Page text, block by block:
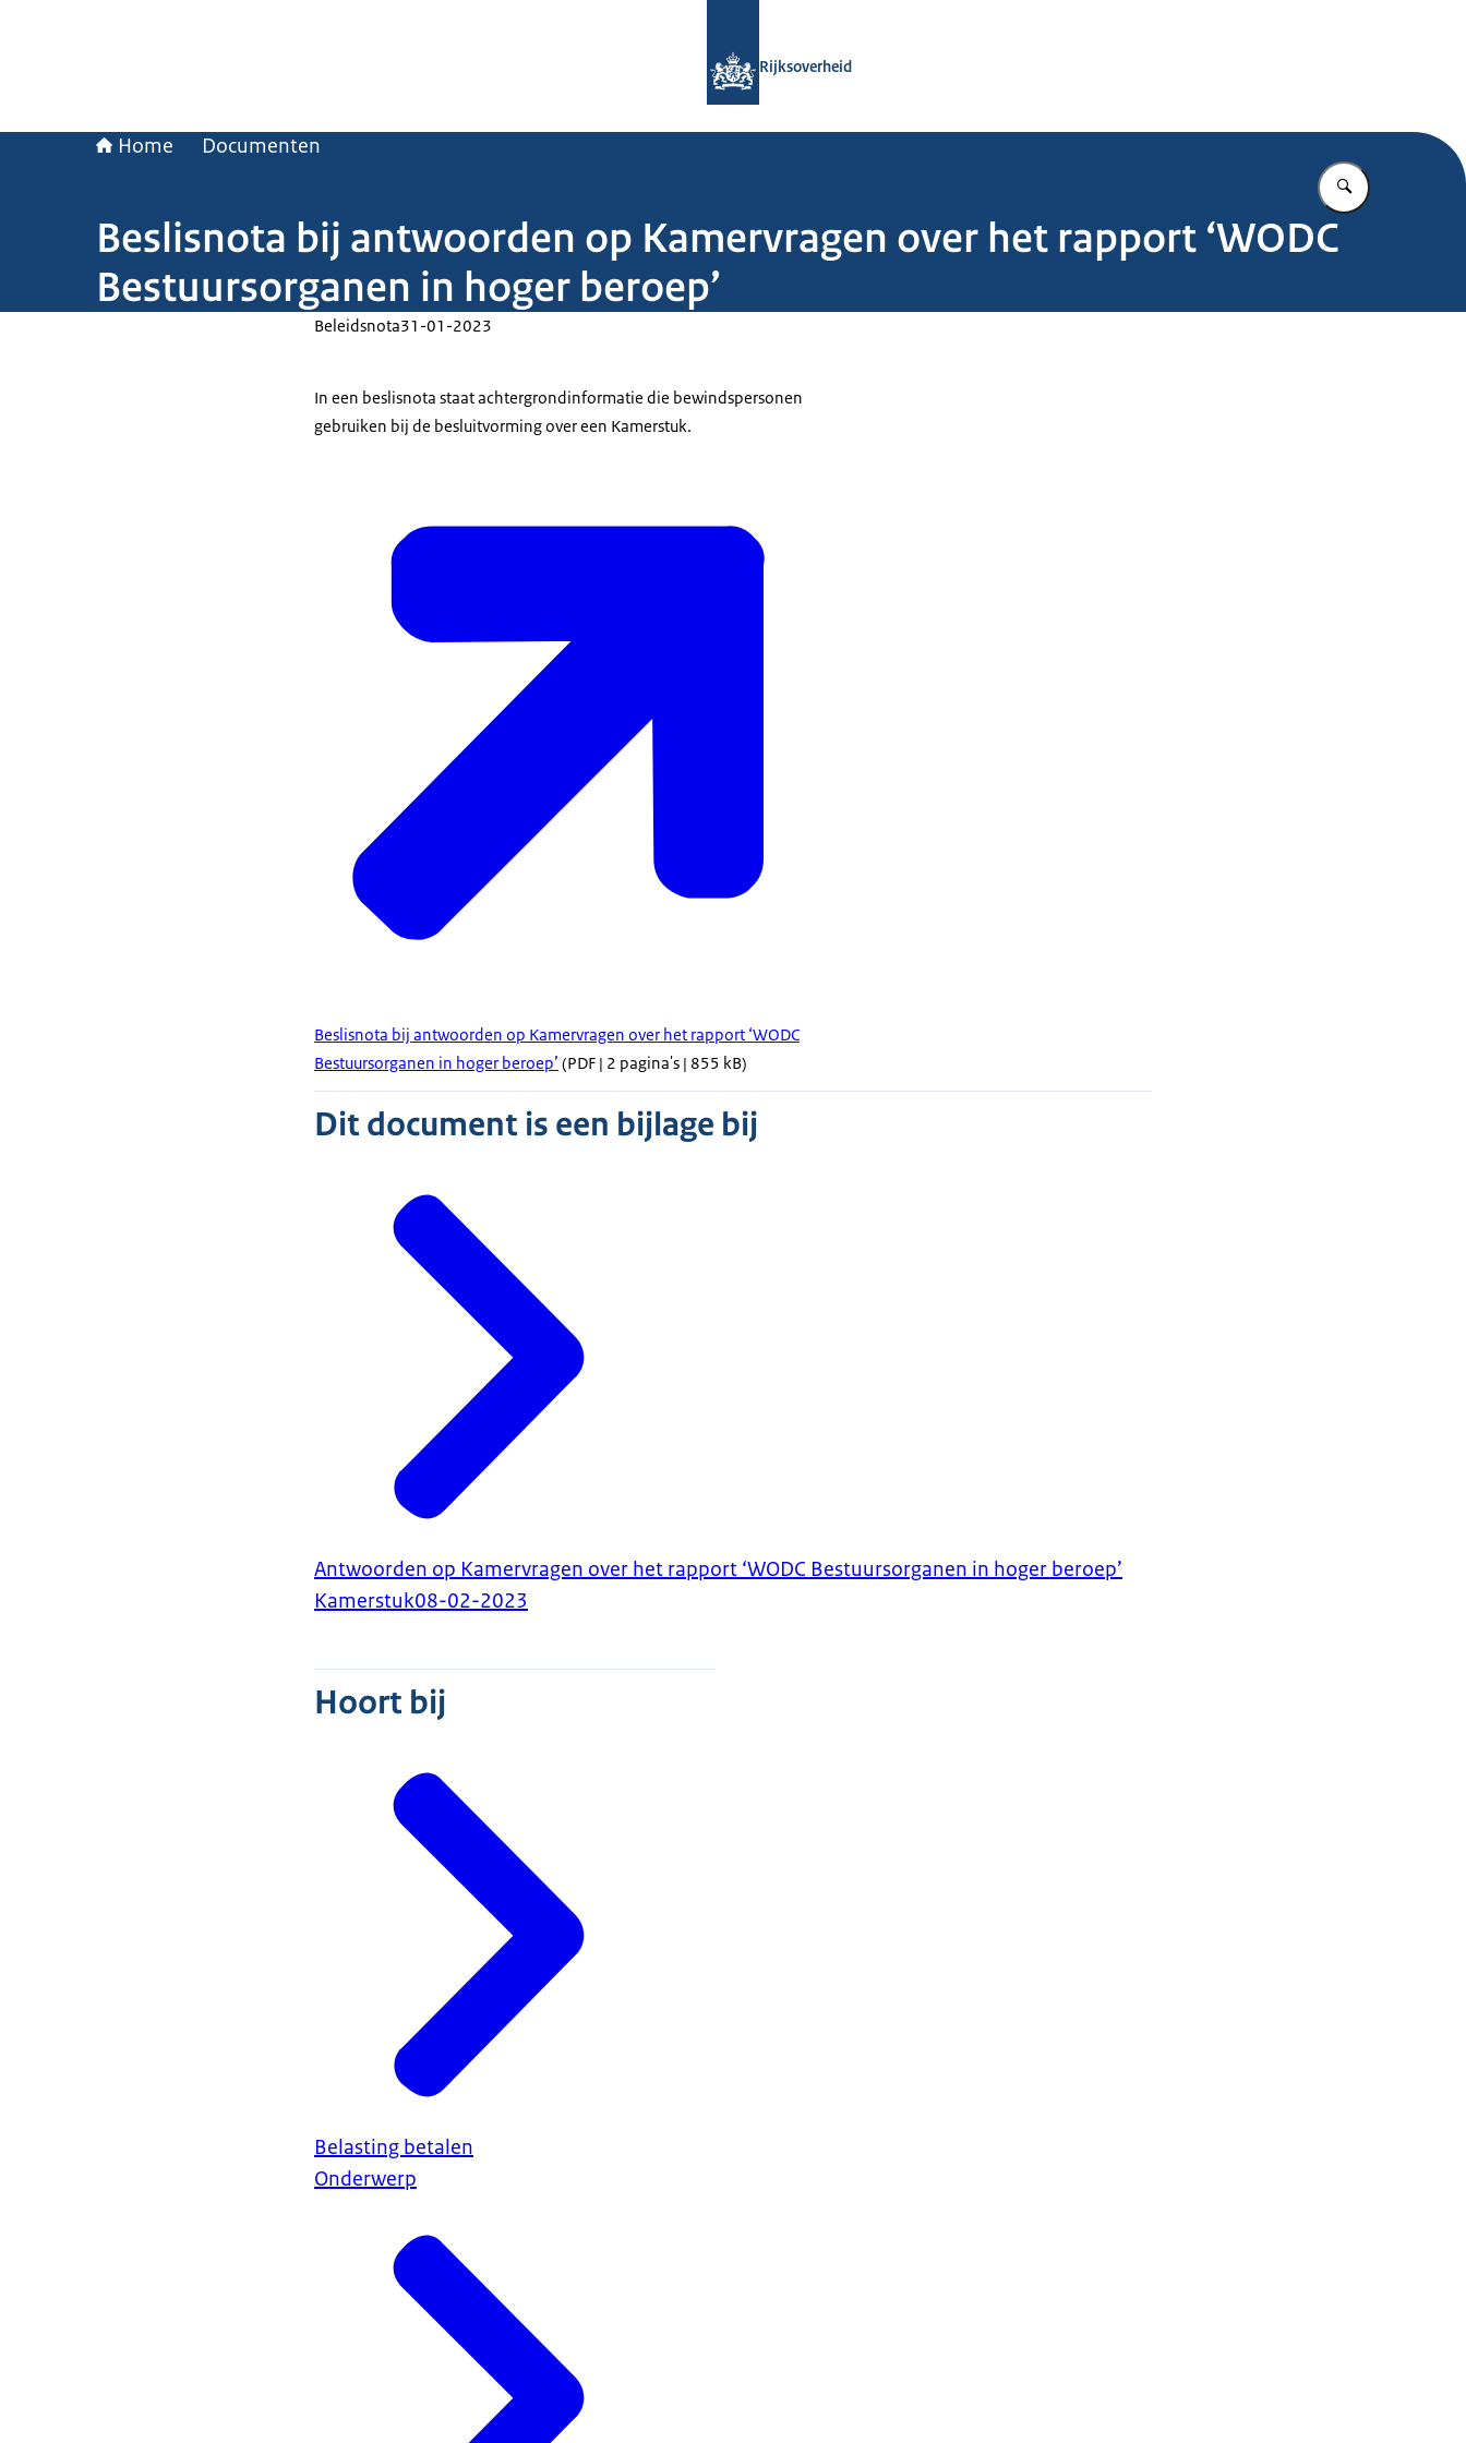
Rijksoverheid
Home Documenten
Vul in wat u
Beslisnota bij antwoorden op Kamervragen over het rapport ‘WODC
Bestuursorganen in hoger beroep’
Beleidsnota31-01-2023
In een beslisnota staat achtergrondinformatie die bewindspersonen
gebruiken bij de besluitvorming over een Kamerstuk.
Beslisnota bij antwoorden op Kamervragen over het rapport ‘WODC
Bestuursorganen in hoger beroep’ (PDF | 2 pagina's | 855 kB)
Dit document is een bijlage bij
Antwoorden op Kamervragen over het rapport ‘WODC Bestuursorganen in hoger beroep’
Kamerstuk08-02-2023
Hoort bij
Belasting betalen
Onderwerp